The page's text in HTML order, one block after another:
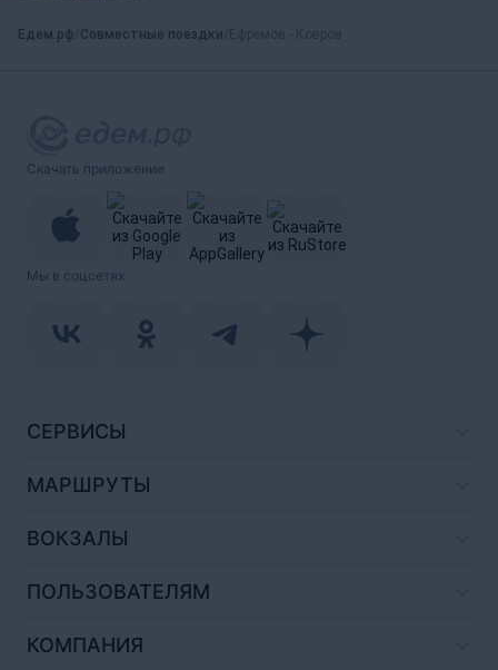
Едем.рф Совместные поездки
Скачать приложение
Мы в соцсетях
СЕРВИСЫ
МАРШРУТЫ
ВОКЗАЛЫ
ПОЛЬЗОВАТЕЛЯМ
КОМПАНИЯ